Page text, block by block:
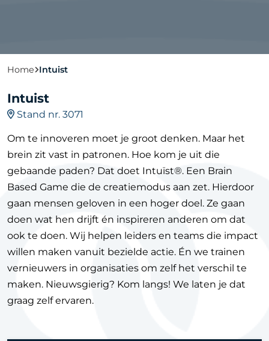
Home Intuist
Intuist
Stand nr. 3071
Om te innoveren moet je groot denken. Maar het
brein zit vast in patronen. Hoe kom je uit die
gebaande paden? Dat doet Intuïst®️. Een Brain
Based Game die de creatiemodus aan zet. Hierdoor
gaan mensen geloven in een hoger doel. Ze gaan
doen wat hen drijft én inspireren anderen om dat
ook te doen. Wij helpen leiders en teams die impact
willen maken vanuit bezielde actie. Én we trainen
vernieuwers in organisaties om zelf het verschil te
maken. Nieuwsgierig? Kom langs! We laten je dat
graag zelf ervaren.